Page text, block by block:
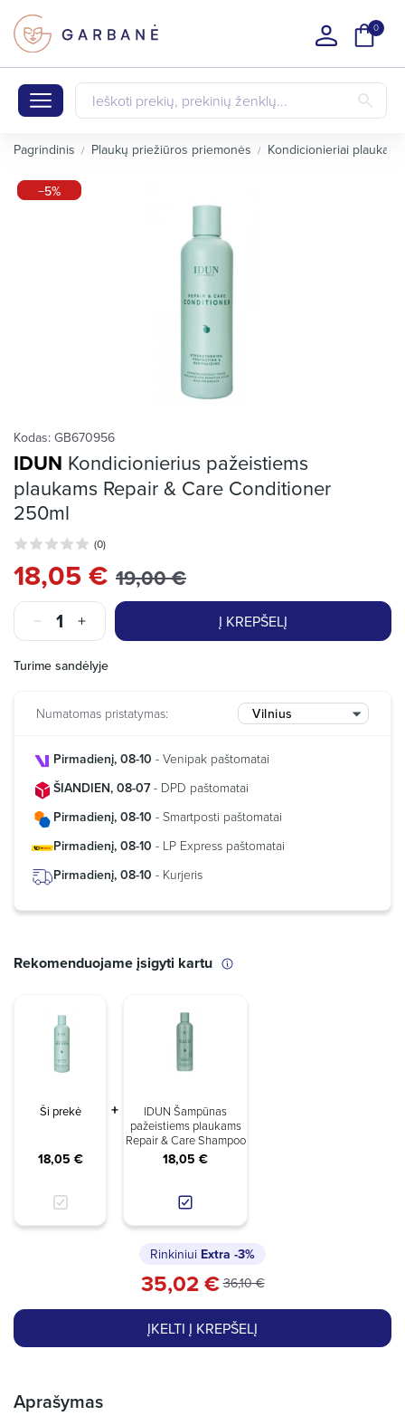
0
Pagrindinis Plaukų priežiūros priemonės Kondicionieriai plaukams
−5%
Kodas: GB670956
IDUN Kondicionierius pažeistiems
plaukams Repair & Care Conditioner
250ml
(0)
18,05 € 19,00 €
Į KREPŠELĮ
Turime sandėlyje
Numatomas pristatymas: Vilnius
Pirmadienį, 08-10 - Venipak paštomatai
ŠIANDIEN, 08-07- DPD paštomatai
Pirmadienį, 08-10 - Smartposti paštomatai
Pirmadienį, 08-10 - LP Express paštomatai
Pirmadienį, 08-10 - Kurjeris
Rekomenduojame įsigyti kartu
Ši prekė
18,05 €
IDUN Šampūnas
pažeistiems plaukams
Repair & Care Shampoo
18,05 €
Rinkiniui Extra -3%
35,02 € 36,10 €
ĮKELTI Į KREPŠELĮ
Aprašymas